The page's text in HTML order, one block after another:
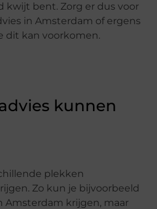
kwijt bent. Zorg er dus voor
in Amsterdam of ergens
dit kan voorkomen.
kunnen
plekken
Zo kun je bijvoorbeeld
Amsterdam krijgen, maar